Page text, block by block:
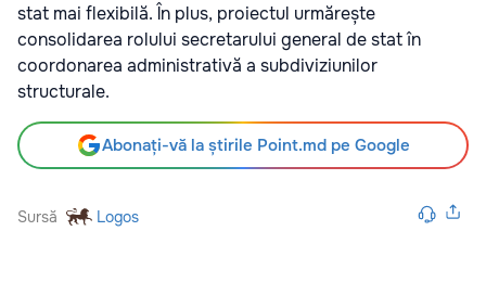
stat mai flexibilă. În plus, proiectul urmărește
consolidarea rolului secretarului general de stat în
coordonarea administrativă a subdiviziunilor
structurale.
Abonați-vă la știrile Point.md pe Google
Sursă Logos